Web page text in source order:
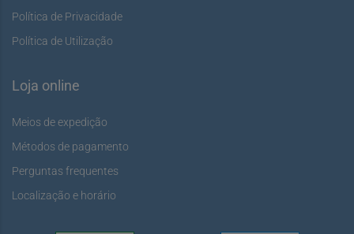
Política de Privacidade
Política de Utilização
Loja online
Meios de expedição
Métodos de pagamento
Perguntas frequentes
Localização e horário